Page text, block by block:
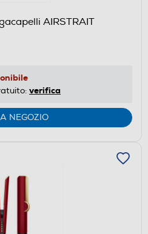
AIRSTRAIT
verifica
NEGOZIO